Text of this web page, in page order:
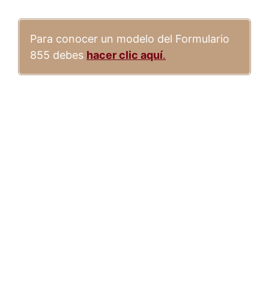
Para conocer un modelo del Formulario
855 debes hacer clic aquí.